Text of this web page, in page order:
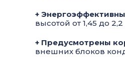
+
высотой от 1,45 до
+ Предусмотрены
внешних блоков